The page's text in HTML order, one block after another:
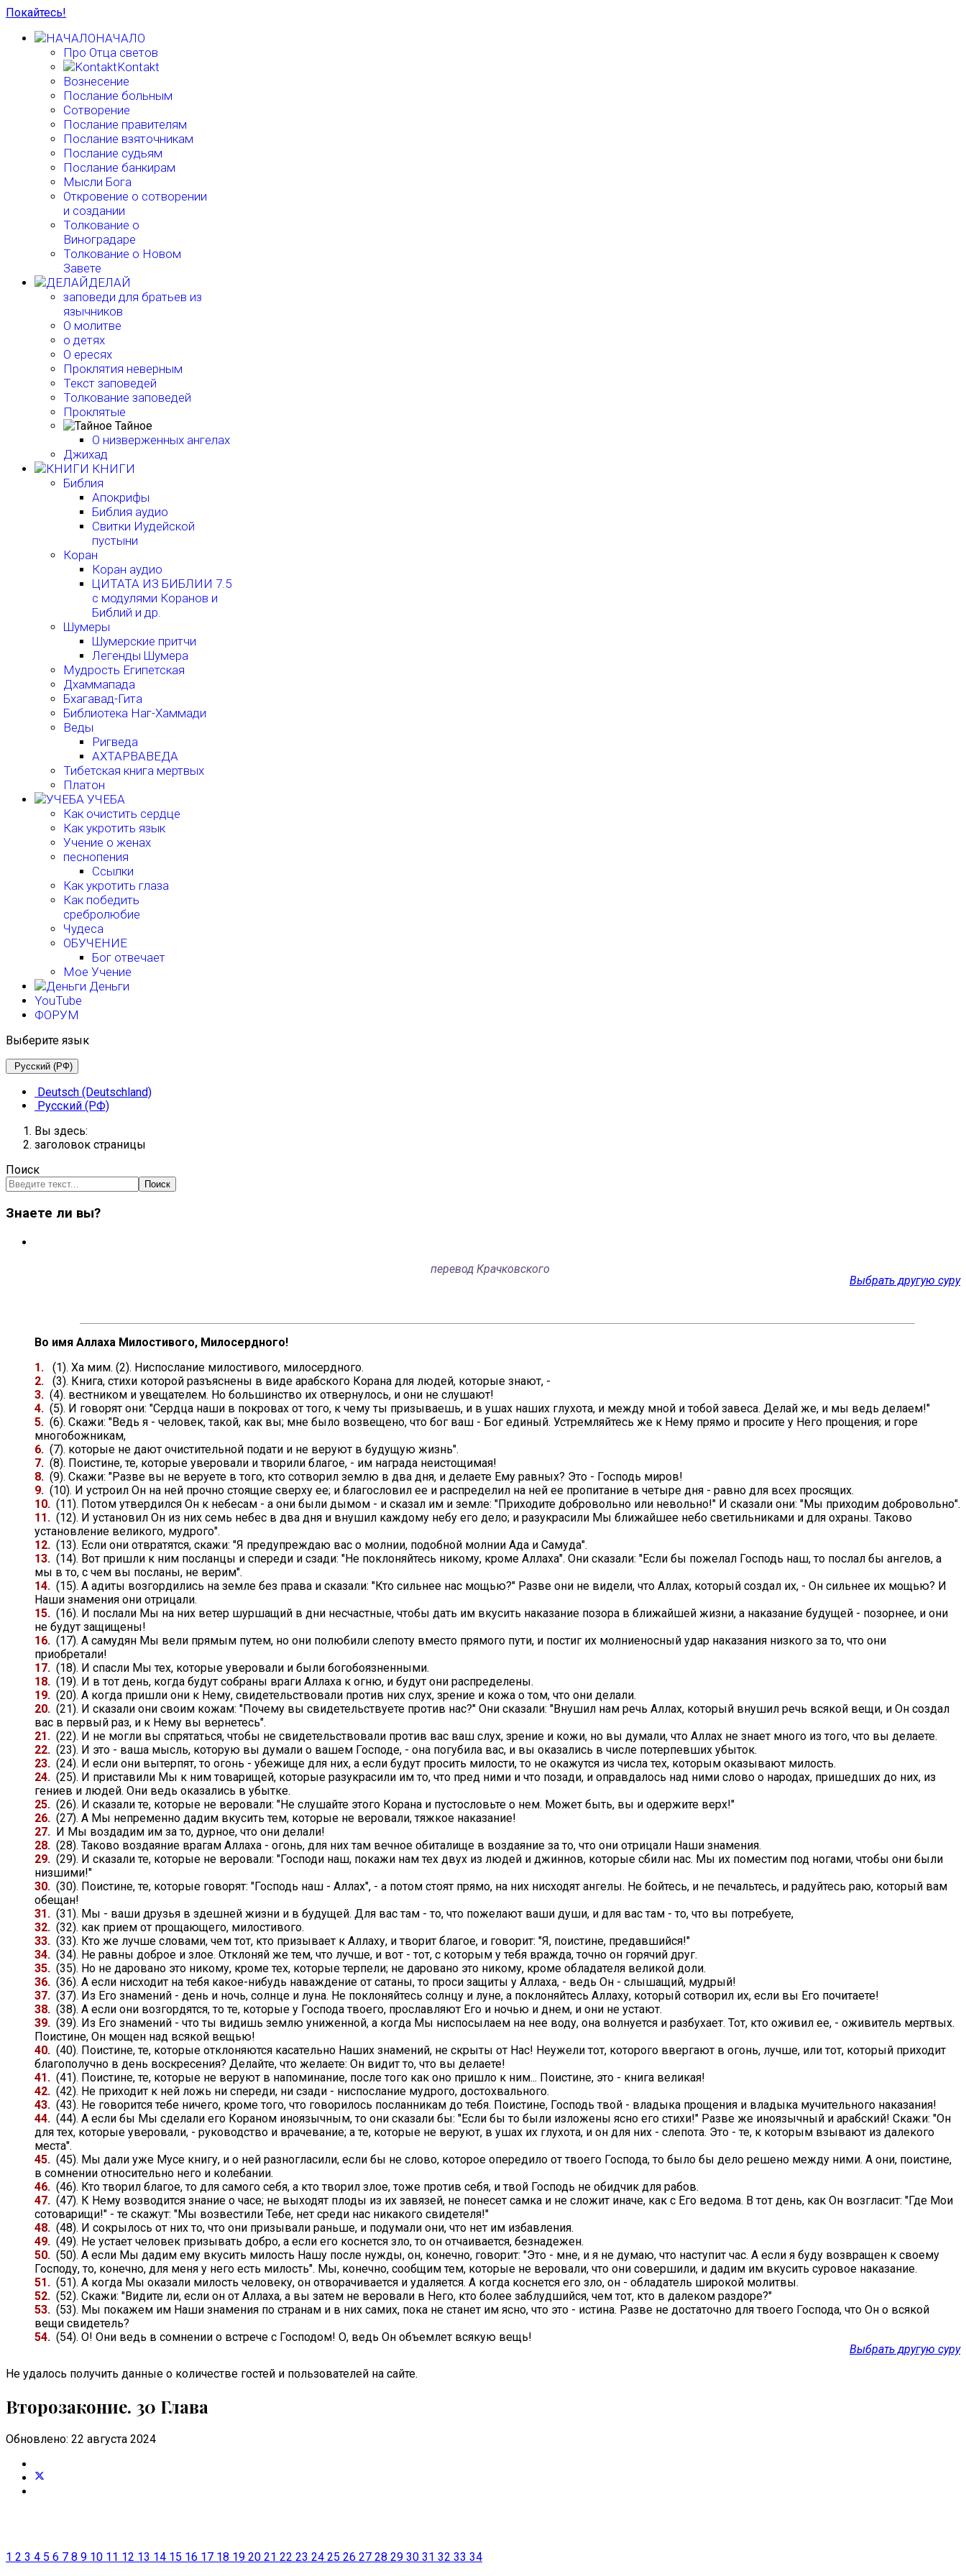
Покайтесь!
НАЧАЛО
Про Отца светов
Kontakt
Вознесение
Послание больным
Сотворение
Послание правителям
Послание взяточникам
Послание судьям
Послание банкирам
Мысли Бога
Откровение о сотворении
и создании
Толкование о
Виноградаре
Толкование о Новом
Завете
ДЕЛАЙ
заповеди для братьев из
язычников
О молитве
о детях
О ересях
Проклятия неверным
Текст заповедей
Толкование заповедей
Проклятые
Тайное
О низверженных ангелах
Джихад
КНИГИ
Библия
Апокрифы
Библия аудио
Свитки Иудейской
пустыни
Коран
Коран аудио
ЦИТАТА ИЗ БИБЛИИ 7.5
с модулями Коранов и
Библий и др.
Шумеры
Шумерские притчи
Легенды Шумера
Мудрость Египетская
Дхаммапада
Бхагавад-Гита
Библиотека Наг-Хаммади
Веды
Ригведа
АХТАРВАВЕДА
Тибетская книга мертвых
Платон
УЧЕБА
Как очистить сердце
Как укротить язык
Учение о женах
песнопения
Ссылки
Как укротить глаза
Как победить
сребролюбие
Чудеса
ОБУЧЕНИЕ
Бог отвечает
Мое Учение
Деньги
YouTube
ФОРУМ
Выберите язык
Русский (РФ)
Deutsch (Deutschland)
Русский (РФ)
Вы здесь:
заголовок страницы
Поиск
Поиск
Знаете ли вы?
перевод Крачковского
Выбрать другую суру
Во имя Аллаха Милостивого, Милосердного!
1.
(1). Ха мим. (2). Ниспослание милостивого, милосердного.
2.
(3). Книга, стихи которой разъяснены в виде арабского Корана для людей, которые знают, -
3. (4). вестником и увещателем. Но большинство их отвернулось, и они не слушают!
4. (5). И говорят они: "Сердца наши в покровах от того, к чему ты призываешь, и в ушах наших глухота, и между мной и тобой завеса. Делай же, и мы ведь делаем!"
5. (6). Скажи: "Ведь я - человек, такой, как вы; мне было возвещено, что бог ваш - Бог единый. Устремляйтесь же к Нему прямо и просите у Него прощения; и горе
многобожникам,
6. (7). которые не дают очистительной подати и не веруют в будущую жизнь".
7. (8). Поистине, те, которые уверовали и творили благое, - им награда неистощимая!
8. (9). Скажи: "Разве вы не веруете в того, кто сотворил землю в два дня, и делаете Ему равных? Это - Господь миров!
9. (10). И устроил Он на ней прочно стоящие сверху ее; и благословил ее и распределил на ней ее пропитание в четыре дня - равно для всех просящих.
10. (11). Потом утвердился Он к небесам - а они были дымом - и сказал им и земле: "Приходите добровольно или невольно!" И сказали они: "Мы приходим добровольно".
11. (12). И установил Он из них семь небес в два дня и внушил каждому небу его дело; и разукрасили Мы ближайшее небо светильниками и для охраны. Таково
установление великого, мудрого".
12. (13). Если они отвратятся, скажи: "Я предупреждаю вас о молнии, подобной молнии Ада и Самуда".
13. (14). Вот пришли к ним посланцы и спереди и сзади: "Не поклоняйтесь никому, кроме Аллаха". Они сказали: "Если бы пожелал Господь наш, то послал бы ангелов, а
мы в то, с чем вы посланы, не верим".
14. (15). А адиты возгордились на земле без права и сказали: "Кто сильнее нас мощью?" Разве они не видели, что Аллах, который создал их, - Он сильнее их мощью? И
Наши знамения они отрицали.
15. (16). И послали Мы на них ветер шуршащий в дни несчастные, чтобы дать им вкусить наказание позора в ближайшей жизни, а наказание будущей - позорнее, и они
не будут защищены!
16. (17). А самудян Мы вели прямым путем, но они полюбили слепоту вместо прямого пути, и постиг их молниеносный удар наказания низкого за то, что они
приобретали!
17. (18). И спасли Мы тех, которые уверовали и были богобоязненными.
18. (19). И в тот день, когда будут собраны враги Аллаха к огню, и будут они распределены.
19. (20). А когда пришли они к Нему, свидетельствовали против них слух, зрение и кожа о том, что они делали.
20. (21). И сказали они своим кожам: "Почему вы свидетельствуете против нас?" Они сказали: "Внушил нам речь Аллах, который внушил речь всякой вещи, и Он создал
вас в первый раз, и к Нему вы вернетесь".
21. (22). И не могли вы спрятаться, чтобы не свидетельствовали против вас ваш слух, зрение и кожи, но вы думали, что Аллах не знает много из того, что вы делаете.
22. (23). И это - ваша мысль, которую вы думали о вашем Господе, - она погубила вас, и вы оказались в числе потерпевших убыток.
23. (24). И если они вытерпят, то огонь - убежище для них, а если будут просить милости, то не окажутся из числа тех, которым оказывают милость.
24. (25). И приставили Мы к ним товарищей, которые разукрасили им то, что пред ними и что позади, и оправдалось над ними слово о народах, пришедших до них, из
гениев и людей. Они ведь оказались в убытке.
25. (26). И сказали те, которые не веровали: "Не слушайте этого Корана и пустословьте о нем. Может быть, вы и одержите верх!"
26. (27). А Мы непременно дадим вкусить тем, которые не веровали, тяжкое наказание!
27. И Мы воздадим им за то, дурное, что они делали!
28. (28). Таково воздаяние врагам Аллаха - огонь, для них там вечное обиталище в воздаяние за то, что они отрицали Наши знамения.
29. (29). И сказали те, которые не веровали: "Господи наш, покажи нам тех двух из людей и джиннов, которые сбили нас. Мы их поместим под ногами, чтобы они были
низшими!"
30. (30). Поистине, те, которые говорят: "Господь наш - Аллах", - а потом стоят прямо, на них нисходят ангелы. Не бойтесь, и не печальтесь, и радуйтесь раю, который вам
обещан!
31. (31). Мы - ваши друзья в здешней жизни и в будущей. Для вас там - то, что пожелают ваши души, и для вас там - то, что вы потребуете,
32. (32). как прием от прощающего, милостивого.
33. (33). Кто же лучше словами, чем тот, кто призывает к Аллаху, и творит благое, и говорит: "Я, поистине, предавшийся!"
34. (34). Не равны доброе и злое. Отклоняй же тем, что лучше, и вот - тот, с которым у тебя вражда, точно он горячий друг.
35. (35). Но не даровано это никому, кроме тех, которые терпели; не даровано это никому, кроме обладателя великой доли.
36. (36). А если нисходит на тебя какое-нибудь наваждение от сатаны, то проси защиты у Аллаха, - ведь Он - слышащий, мудрый!
37. (37). Из Его знамений - день и ночь, солнце и луна. Не поклоняйтесь солнцу и луне, а поклоняйтесь Аллаху, который сотворил их, если вы Его почитаете!
38. (38). А если они возгордятся, то те, которые у Господа твоего, прославляют Его и ночью и днем, и они не устают.
39. (39). Из Его знамений - что ты видишь землю униженной, а когда Мы ниспосылаем на нее воду, она волнуется и разбухает. Тот, кто оживил ее, - оживитель мертвых.
Поистине, Он мощен над всякой вещью!
40. (40). Поистине, те, которые отклоняются касательно Наших знамений, не скрыты от Нас! Неужели тот, которого ввергают в огонь, лучше, или тот, который приходит
благополучно в день воскресения? Делайте, что желаете: Он видит то, что вы делаете!
41. (41). Поистине, те, которые не веруют в напоминание, после того как оно пришло к ним... Поистине, это - книга великая!
42. (42). Не приходит к ней ложь ни спереди, ни сзади - ниспослание мудрого, достохвального.
43. (43). Не говорится тебе ничего, кроме того, что говорилось посланникам до тебя. Поистине, Господь твой - владыка прощения и владыка мучительного наказания!
44. (44). А если бы Мы сделали его Кораном иноязычным, то они сказали бы: "Если бы то были изложены ясно его стихи!" Разве же иноязычный и арабский! Скажи: "Он
для тех, которые уверовали, - руководство и врачевание; а те, которые не веруют, в ушах их глухота, и он для них - слепота. Это - те, к которым взывают из далекого
места".
45. (45). Мы дали уже Мусе книгу, и о ней разногласили, если бы не слово, которое опередило от твоего Господа, то было бы дело решено между ними. А они, поистине,
в сомнении относительно него и колебании.
46. (46). Кто творил благое, то для самого себя, а кто творил злое, тоже против себя, и твой Господь не обидчик для рабов.
47. (47). К Нему возводится знание о часе; не выходят плоды из их завязей, не понесет самка и не сложит иначе, как с Его ведома. В тот день, как Он возгласит: "Где Мои
сотоварищи!" - те скажут: "Мы возвестили Тебе, нет среди нас никакого свидетеля!"
48. (48). И сокрылось от них то, что они призывали раньше, и подумали они, что нет им избавления.
49. (49). Не устает человек призывать добро, а если его коснется зло, то он отчаивается, безнадежен.
50. (50). А если Мы дадим ему вкусить милость Нашу после нужды, он, конечно, говорит: "Это - мне, и я не думаю, что наступит час. А если я буду возвращен к своему
Господу, то, конечно, для меня у него есть милость". Мы, конечно, сообщим тем, которые не веровали, что они совершили, и дадим им вкусить суровое наказание.
51. (51). А когда Мы оказали милость человеку, он отворачивается и удаляется. А когда коснется его зло, он - обладатель широкой молитвы.
52. (52). Скажи: "Видите ли, если он от Аллаха, а вы затем не веровали в Него, кто более заблудшийся, чем тот, кто в далеком раздоре?"
53. (53). Мы покажем им Наши знамения по странам и в них самих, пока не станет им ясно, что это - истина. Разве не достаточно для твоего Господа, что Он о всякой
вещи свидетель?
54. (54). О! Они ведь в сомнении о встрече с Господом! О, ведь Он объемлет всякую вещь!
Выбрать другую суру
Не удалось получить данные о количестве гостей и пользователей на сайте.
Второзаконие. 30 Глава
Обновлено: 22 августа 2024
1 2 3 4 5 6 7 8 9 10 11 12 13 14 15 16 17 18 19 20 21 22 23 24 25 26 27 28 29 30 31 32 33 34